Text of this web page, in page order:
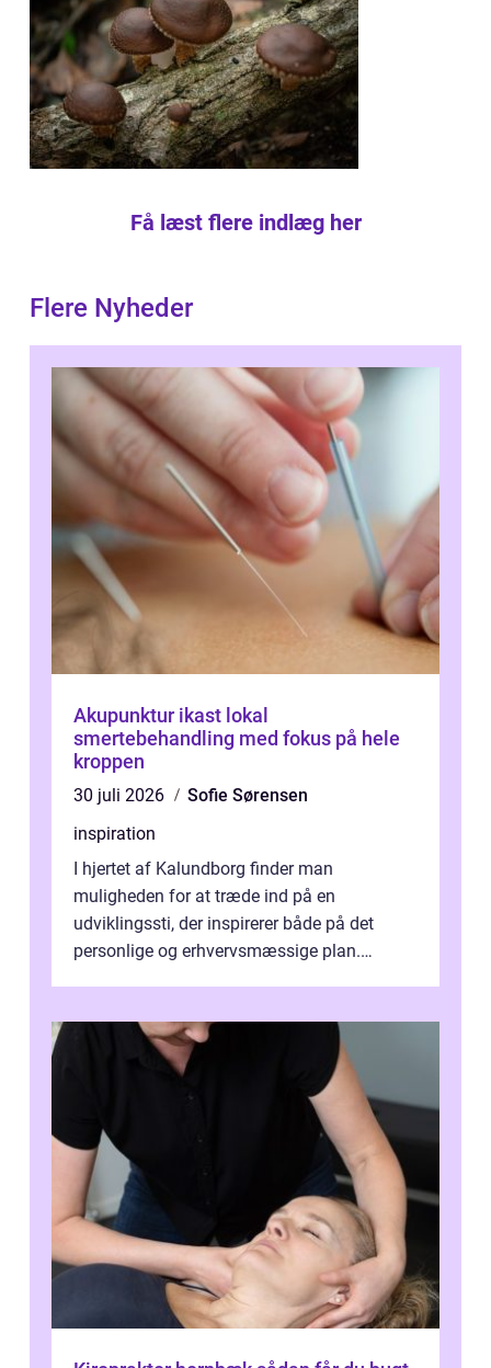
Få læst flere indlæg her
Flere Nyheder
Akupunktur ikast lokal
smertebehandling med fokus på hele
kroppen
30 juli 2026
Sofie Sørensen
inspiration
I hjertet af Kalundborg finder man
muligheden for at træde ind på en
udviklingssti, der inspirerer både på det
personlige og erhvervsmæssige plan.